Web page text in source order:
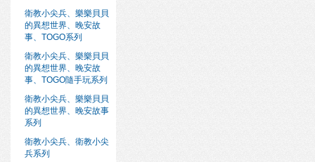
衛教小尖兵、樂樂貝貝
的異想世界、晚安故
事、TOGO系列
衛教小尖兵、樂樂貝貝
的異想世界、晚安故
事、TOGO隨手玩系列
衛教小尖兵、樂樂貝貝
的異想世界、晚安故事
系列
衛教小尖兵、衛教小尖
兵系列